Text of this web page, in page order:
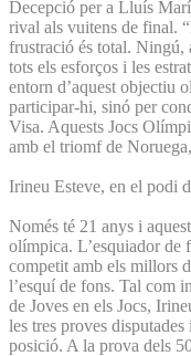
Decepció per a Lluís
rival als vuitens de final.
frustració és total. Ningú,
tots els esforços i les
entorn d’aquest objectiu
participar-hi, sinó per
Visa. Aquests Jocs
amb el triomf de
Irineu Esteve, en el podi
Només té 21 anys i
olímpica. L’esquiador de
competit amb els millors
l’esquí de fons. Tal com
de Joves en els Jocs,
les tres proves
posició. A la prova dels